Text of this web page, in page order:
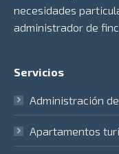
necesidades
administrador de
Servicios
Administración
Apartamentos